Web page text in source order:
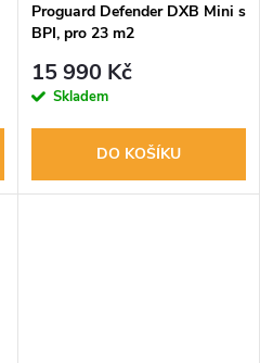
Proguard Defender DXB Mini s
BPI, pro 23 m2
15 990 Kč
Skladem
DO KOŠÍKU